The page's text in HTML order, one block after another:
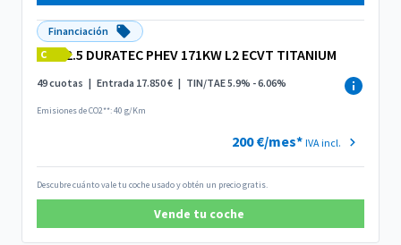
Financiación
C
2.5 DURATEC PHEV 171KW L2 ECVT TITANIUM
49 cuotas | Entrada 17.850 € | TIN/TAE 5.9% - 6.06%
Emisiones de CO2**: 40 g/Km
200 €/mes* IVA incl.
Descubre cuánto vale tu coche usado y obtén un precio gratis.
Vende tu coche